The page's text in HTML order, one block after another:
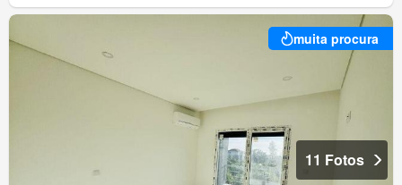
muita procura
11 Fotos